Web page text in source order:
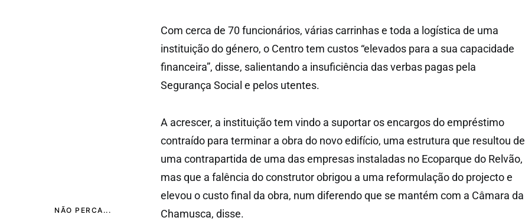
NÃO PERCA...
Com cerca de 70 funcionários, várias carrinhas e toda a logística de uma
instituição do género, o Centro tem custos “elevados para a sua capacidade
financeira”, disse, salientando a insuficiência das verbas pagas pela
Segurança Social e pelos utentes.
A acrescer, a instituição tem vindo a suportar os encargos do empréstimo
contraído para terminar a obra do novo edifício, uma estrutura que resultou de
uma contrapartida de uma das empresas instaladas no Ecoparque do Relvão,
mas que a falência do construtor obrigou a uma reformulação do projecto e
elevou o custo final da obra, num diferendo que se mantém com a Câmara da
Chamusca, disse.